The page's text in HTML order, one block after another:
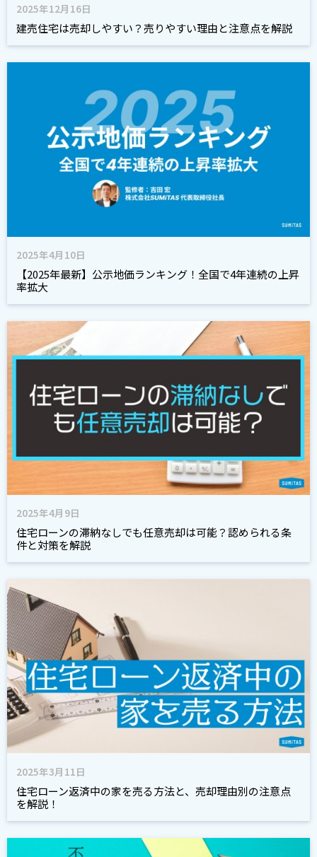
2025年12月16日
建売住宅は売却しやすい？売りやすい理由と注意点を解説
2025年4月10日
【2025年最新】公示地価ランキング！全国で4年連続の上昇
率拡大
2025年4月9日
住宅ローンの滞納なしでも任意売却は可能？認められる条
件と対策を解説
2025年3月11日
住宅ローン返済中の家を売る方法と、売却理由別の注意点
を解説！